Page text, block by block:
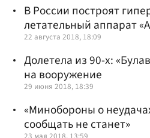
В России построят
летательный аппарат
22 августа 2018, 18:09
Долетела из 90-х:
на вооружение
29 июня 2018, 18:39
«Минобороны о
сообщать не станет»